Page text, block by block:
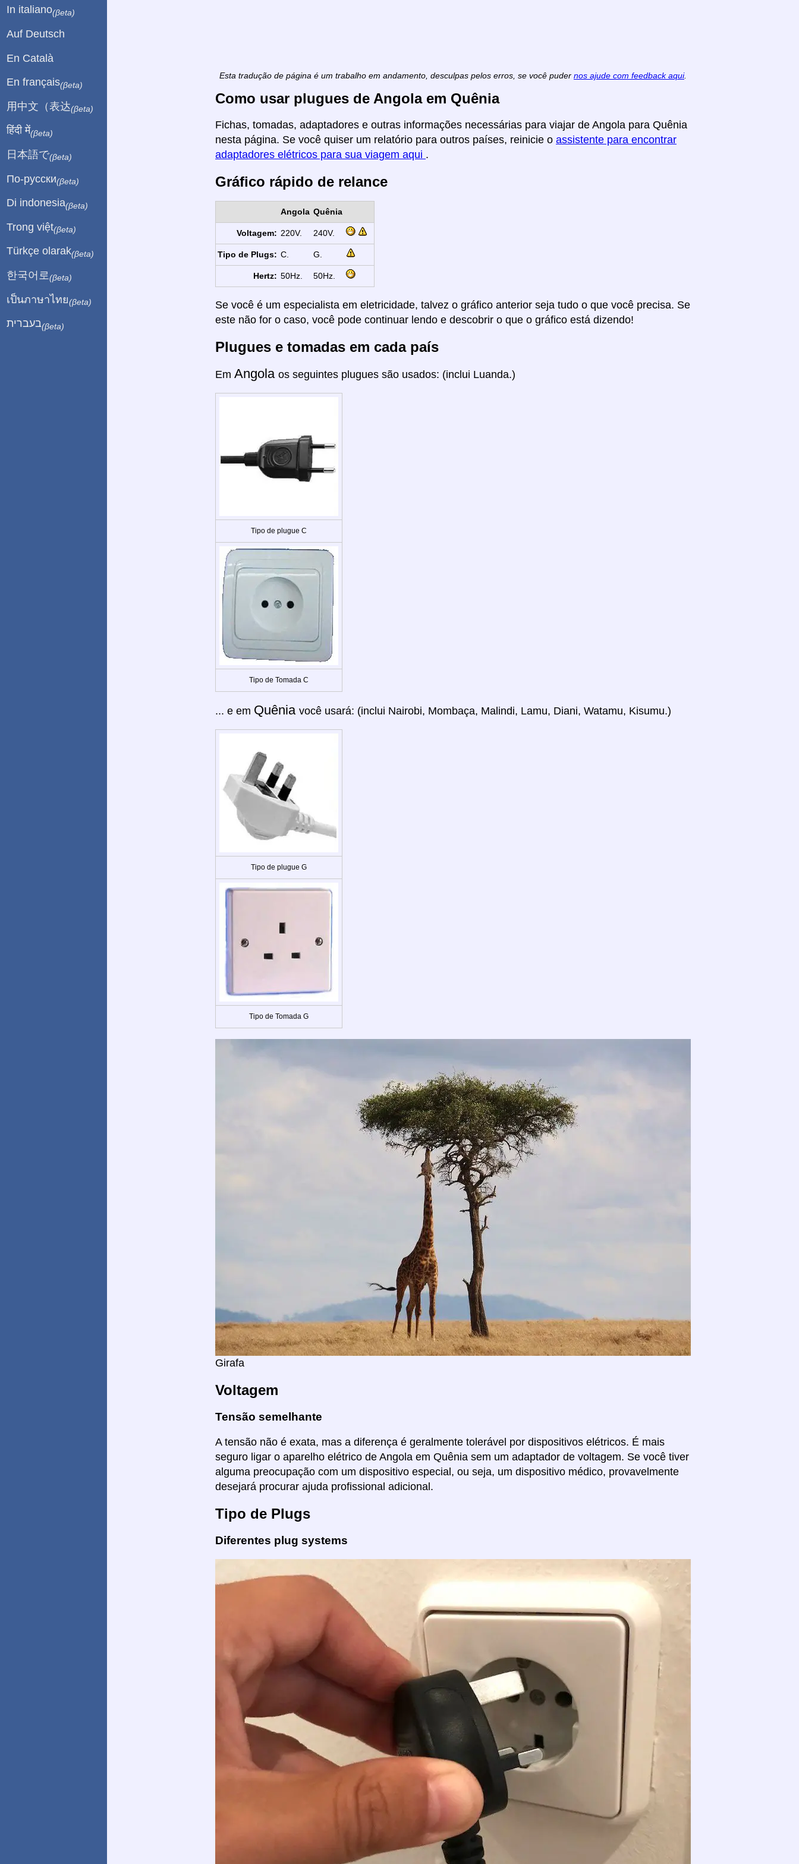
Esta tradução de página é um trabalho em andamento, desculpas pelos erros, se você puder nos ajude com feedback aqui.
Como usar plugues de Angola em Quênia
Fichas, tomadas, adaptadores e outras informações necessárias para viajar de Angola para Quênia
nesta página. Se você quiser um relatório para outros países, reinicie o assistente para encontrar
adaptadores elétricos para sua viagem aqui .
Gráfico rápido de relance
Angola Quênia
Voltagem: 220V. 240V.
Tipo de Plugs: C. G.
Hertz: 50Hz. 50Hz.
Se você é um especialista em eletricidade, talvez o gráfico anterior seja tudo o que você precisa. Se
este não for o caso, você pode continuar lendo e descobrir o que o gráfico está dizendo!
Plugues e tomadas em cada país
Em Angola os seguintes plugues são usados: (inclui Luanda.)
Tipo de plugue C
Tipo de Tomada C
... e em Quênia você usará: (inclui Nairobi, Mombaça, Malindi, Lamu, Diani, Watamu, Kisumu.)
Tipo de plugue G
Tipo de Tomada G
Girafa
Voltagem
Tensão semelhante
A tensão não é exata, mas a diferença é geralmente tolerável por dispositivos elétricos. É mais
seguro ligar o aparelho elétrico de Angola em Quênia sem um adaptador de voltagem. Se você tiver
alguma preocupação com um dispositivo especial, ou seja, um dispositivo médico, provavelmente
desejará procurar ajuda profissional adicional.
Tipo de Plugs
Diferentes plug systems
In italiano(βeta)
Auf Deutsch
En Català
En français(βeta)
用中文（表达(βeta)
हिंदी में(βeta)
日本語で(βeta)
По-русски(βeta)
Di indonesia(βeta)
Trong việt(βeta)
Türkçe olarak(βeta)
한국어로 (βeta)
เป็นภาษาไทย(βeta)
בעברית(βeta)